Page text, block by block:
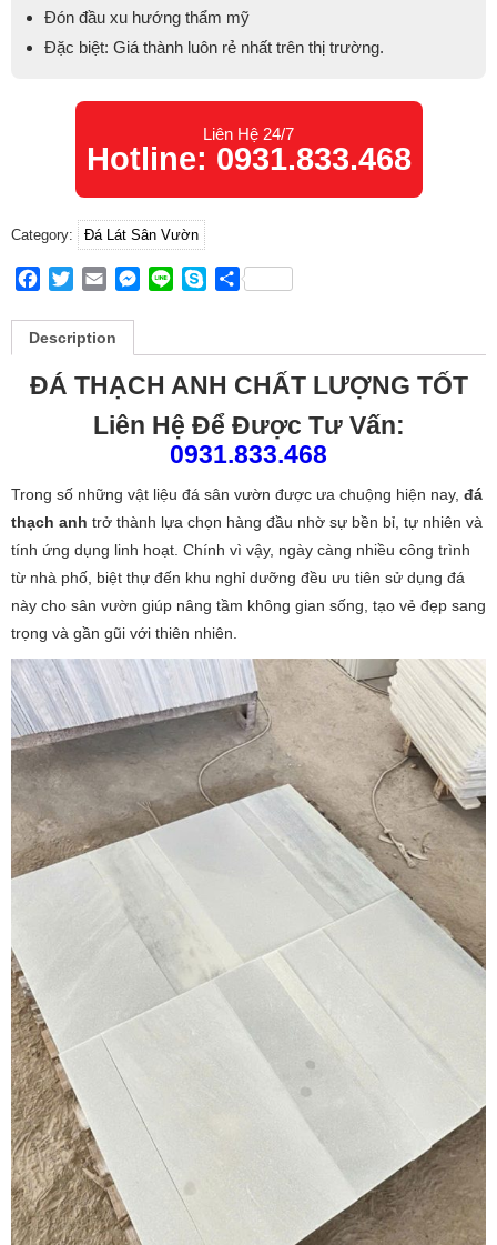
Đón đầu xu hướng thẩm mỹ
Đặc biệt: Giá thành luôn rẻ nhất trên thị trường.
Liên Hệ 24/7
Hotline: 0931.833.468
Category: Đá Lát Sân Vườn
Facebook
TwitterEmailMessenger
Line SkypeShare
Description
ĐÁ THẠCH ANH CHẤT LƯỢNG TỐT
Liên Hệ Để Được Tư Vấn:
0931.833.468
Trong số những vật liệu đá sân vườn được ưa chuộng hiện nay, đá
thạch anh trở thành lựa chọn hàng đầu nhờ sự bền bỉ, tự nhiên và
tính ứng dụng linh hoạt. Chính vì vậy, ngày càng nhiều công trình
từ nhà phố, biệt thự đến khu nghỉ dưỡng đều ưu tiên sử dụng đá
này cho sân vườn giúp nâng tầm không gian sống, tạo vẻ đẹp sang
trọng và gần gũi với thiên nhiên.